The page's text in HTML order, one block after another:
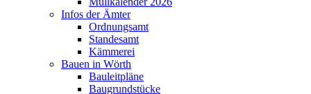
Infos der Ämter
Ordnungsamt
Standesamt
Kämmerei
Bauen in Wörth
Bauleitpläne
Baugrundstücke